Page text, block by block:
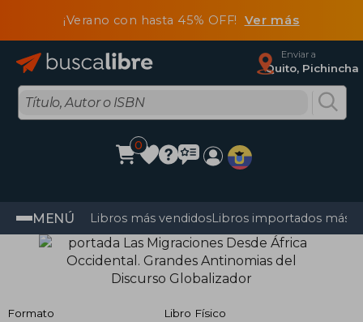
¡Verano con hasta 45% OFF! Ver más
Enviar a
Quito, Pichincha
0
MENÚ Libros más vendidosLibros importados más
Formato
Libro Físico